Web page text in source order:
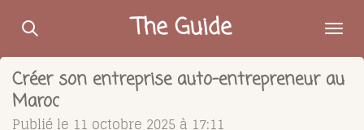
Passer
contenu
principal
The Guide
Créer son entreprise auto-entrepreneur au
Maroc
Publié le 11 octobre 2025 à 17:11